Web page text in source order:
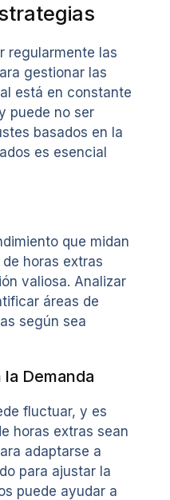
regularmente las
gestionar las
está en constante
puede no ser
basados en la
es esencial
que midan
horas extras
valiosa. Analizar
áreas de
según sea
Demanda
fluctuar, y es
horas extras sean
adaptarse a
para ajustar la
puede ayudar a